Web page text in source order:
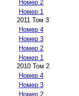
Номер 2
Номер 1
2011 Том 3
Номер 4
Номер 3
Номер 2
Номер 1
2010 Том 2
Номер 4
Номер 3
Номер 2